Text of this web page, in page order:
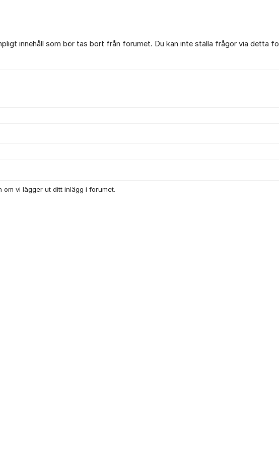
innehåll som bör tas bort från forumet. Du kan inte ställa frågor via detta
vi lägger ut ditt inlägg i forumet.